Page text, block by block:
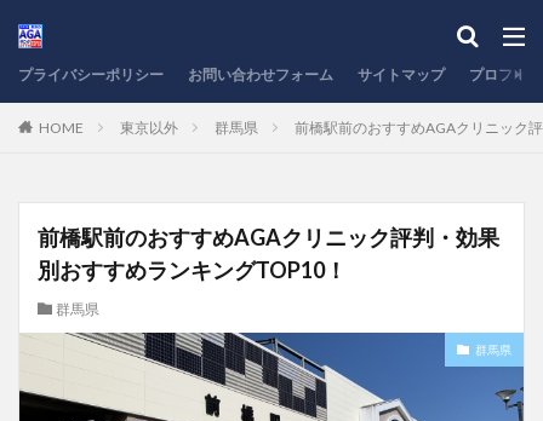
プライバシーポリシー お問い合わせフォーム サイトマップ プロフィ
HOME 東京以外 群馬県 前橋駅前のおすすめAGAクリニック
前橋駅前のおすすめAGAクリニック評判・効果
別おすすめランキングTOP10！
群馬県
群馬県